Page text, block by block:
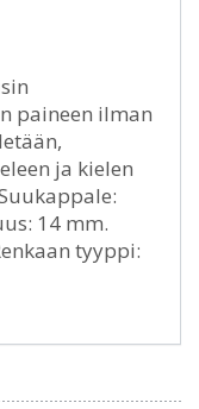
paineen ilman
ja kielen
14 mm.
tyyppi: